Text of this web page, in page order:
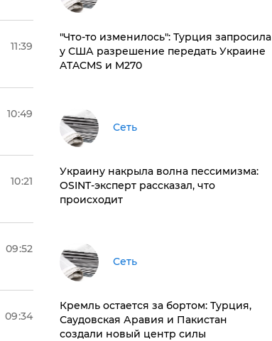
11:39
10:49
10:21
09:52
09:34
​"Что-то изменилось": Турция запросила
у США разрешение передать Украине
ATACMS и M270
Сеть
​Украину накрыла волна пессимизма:
OSINT-эксперт рассказал, что
происходит
Сеть
​Кремль остается за бортом: Турция,
Саудовская Аравия и Пакистан
создали новый центр силы